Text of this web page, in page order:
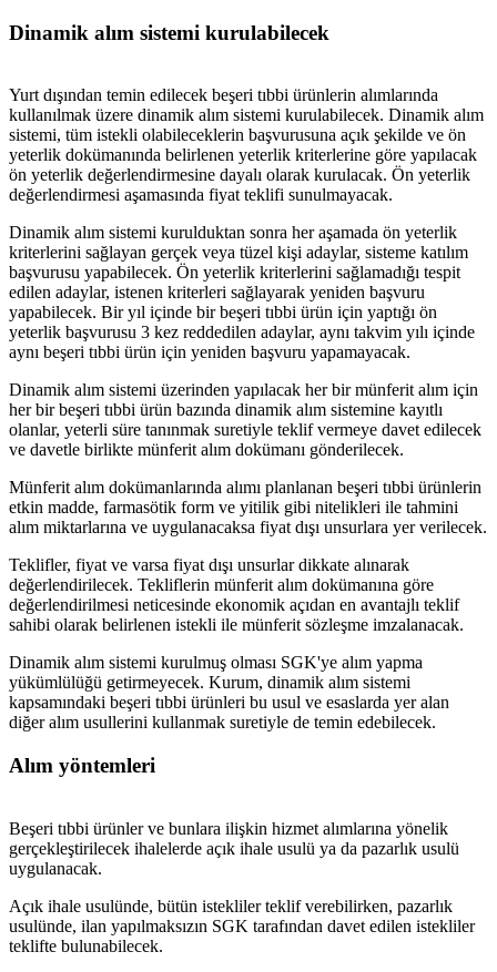
Dinamik alım sistemi kurulabilecek
Yurt dışından temin edilecek beşeri tıbbi ürünlerin alımlarında
kullanılmak üzere dinamik alım sistemi kurulabilecek. Dinamik alım
sistemi, tüm istekli olabileceklerin başvurusuna açık şekilde ve ön
yeterlik dokümanında belirlenen yeterlik kriterlerine göre yapılacak
ön yeterlik değerlendirmesine dayalı olarak kurulacak. Ön yeterlik
değerlendirmesi aşamasında fiyat teklifi sunulmayacak.
Dinamik alım sistemi kurulduktan sonra her aşamada ön yeterlik
kriterlerini sağlayan gerçek veya tüzel kişi adaylar, sisteme katılım
başvurusu yapabilecek. Ön yeterlik kriterlerini sağlamadığı tespit
edilen adaylar, istenen kriterleri sağlayarak yeniden başvuru
yapabilecek. Bir yıl içinde bir beşeri tıbbi ürün için yaptığı ön
yeterlik başvurusu 3 kez reddedilen adaylar, aynı takvim yılı içinde
aynı beşeri tıbbi ürün için yeniden başvuru yapamayacak.
Dinamik alım sistemi üzerinden yapılacak her bir münferit alım için
her bir beşeri tıbbi ürün bazında dinamik alım sistemine kayıtlı
olanlar, yeterli süre tanınmak suretiyle teklif vermeye davet edilecek
ve davetle birlikte münferit alım dokümanı gönderilecek.
Münferit alım dokümanlarında alımı planlanan beşeri tıbbi ürünlerin
etkin madde, farmasötik form ve yitilik gibi nitelikleri ile tahmini
alım miktarlarına ve uygulanacaksa fiyat dışı unsurlara yer verilecek.
Teklifler, fiyat ve varsa fiyat dışı unsurlar dikkate alınarak
değerlendirilecek. Tekliflerin münferit alım dokümanına göre
değerlendirilmesi neticesinde ekonomik açıdan en avantajlı teklif
sahibi olarak belirlenen istekli ile münferit sözleşme imzalanacak.
Dinamik alım sistemi kurulmuş olması SGK'ye alım yapma
yükümlülüğü getirmeyecek. Kurum, dinamik alım sistemi
kapsamındaki beşeri tıbbi ürünleri bu usul ve esaslarda yer alan
diğer alım usullerini kullanmak suretiyle de temin edebilecek.
Alım yöntemleri
Beşeri tıbbi ürünler ve bunlara ilişkin hizmet alımlarına yönelik
gerçekleştirilecek ihalelerde açık ihale usulü ya da pazarlık usulü
uygulanacak.
Açık ihale usulünde, bütün istekliler teklif verebilirken, pazarlık
usulünde, ilan yapılmaksızın SGK tarafından davet edilen istekliler
teklifte bulunabilecek.